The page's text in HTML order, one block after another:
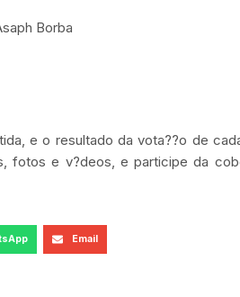
Borba
e o resultado da vota??o de
fotos e v?deos, e participe da
Email